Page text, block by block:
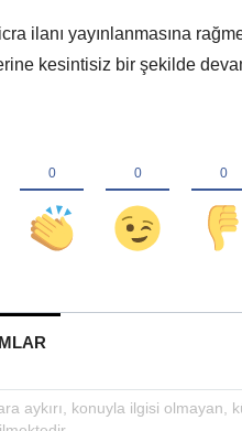
ilanı yayınlanmasına
kesintisiz bir şekilde